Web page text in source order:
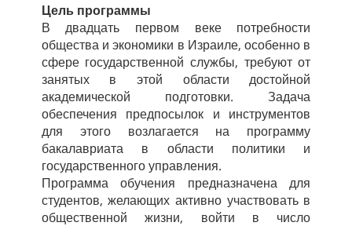
Цель программы
В двадцать первом веке потребности
общества и экономики в Израиле, особенно в
сфере государственной службы, требуют от
занятых в этой области достойной
академической подготовки. Задача
обеспечения предпосылок и инструментов
для этого возлагается на программу
бакалавриата в области политики и
государственного управления.
Программа обучения предназначена для
студентов, желающих активно участвовать в
общественной жизни, войти в число